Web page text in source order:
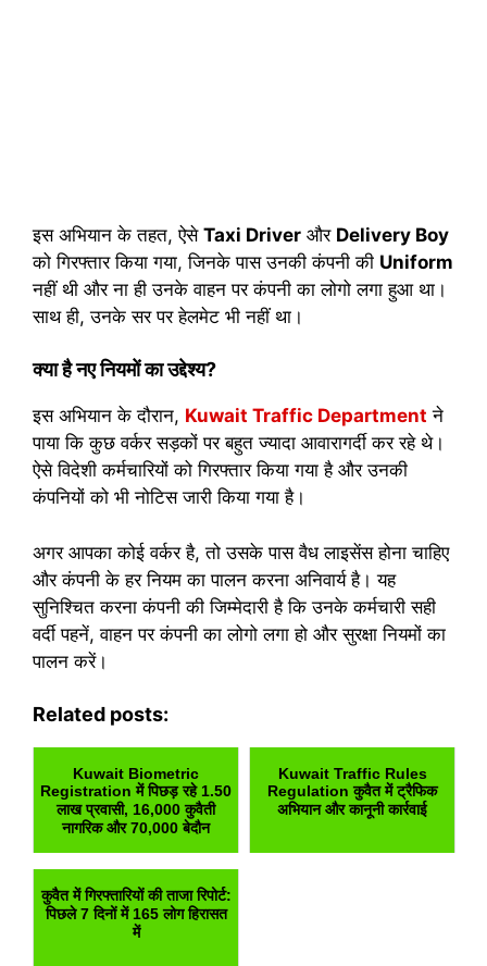
इस अभियान के तहत, ऐसे Taxi Driver और Delivery Boy
को गिरफ्तार किया गया, जिनके पास उनकी कंपनी की Uniform
नहीं थी और ना ही उनके वाहन पर कंपनी का लोगो लगा हुआ था।
साथ ही, उनके सर पर हेलमेट भी नहीं था।
क्या है नए नियमों का उद्देश्य?
इस अभियान के दौरान, Kuwait Traffic Department ने
पाया कि कुछ वर्कर सड़कों पर बहुत ज्यादा आवारागर्दी कर रहे थे।
ऐसे विदेशी कर्मचारियों को गिरफ्तार किया गया है और उनकी
कंपनियों को भी नोटिस जारी किया गया है।
अगर आपका कोई वर्कर है, तो उसके पास वैध लाइसेंस होना चाहिए
और कंपनी के हर नियम का पालन करना अनिवार्य है। यह
सुनिश्चित करना कंपनी की जिम्मेदारी है कि उनके कर्मचारी सही
वर्दी पहनें, वाहन पर कंपनी का लोगो लगा हो और सुरक्षा नियमों का
पालन करें।
Related posts:
Kuwait Biometric
Registration में पिछड़ रहे 1.50
लाख प्रवासी, 16,000 कुवैती
नागरिक और 70,000 बेदौन
Kuwait Traffic Rules
Regulation कुवैत में ट्रैफिक
अभियान और कानूनी कार्रवाई
कुवैत में गिरफ्तारियों की ताजा रिपोर्ट:
पिछले 7 दिनों में 165 लोग हिरासत
में